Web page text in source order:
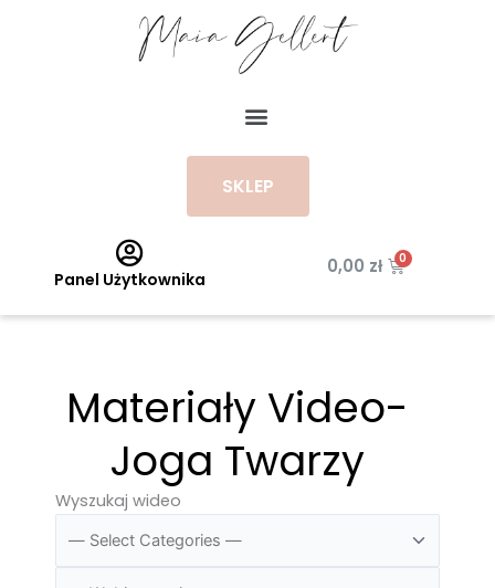
SKLEP
Panel Użytkownika
0,00 zł Wózek
Materiały Video-
Joga Twarzy
Wyszukaj wideo